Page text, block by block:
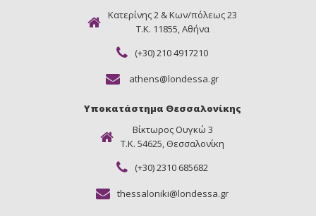
Κατερίνης 2 & Κων/πόλεως 23
Τ.Κ. 11855, Αθήνα
(+30) 210 4917210
athens@londessa.gr
Υποκατάστημα Θεσσαλονίκης
Βίκτωρος Ουγκώ 3
Τ.Κ. 54625, Θεσσαλονίκη
(+30) 2310 685682
thessaloniki@londessa.gr